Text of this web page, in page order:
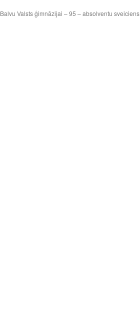
Balvu Valsts ģimnāzijai – 95 – absolventu sveiciens